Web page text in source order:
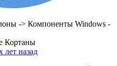
-> Компоненты Windows -
Кортаны
лет назад